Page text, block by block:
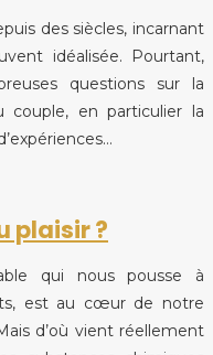
des siècles, incarnant
idéalisée. Pourtant,
questions sur la
en particulier la
plaisir ?
qui nous pousse à
est au cœur de notre
d’où vient réellement